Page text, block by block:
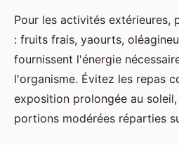
Pour les activités extérieures,
: fruits frais, yaourts,
fournissent l'énergie
l'organisme. Évitez les repas
exposition prolongée au
portions modérées réparties